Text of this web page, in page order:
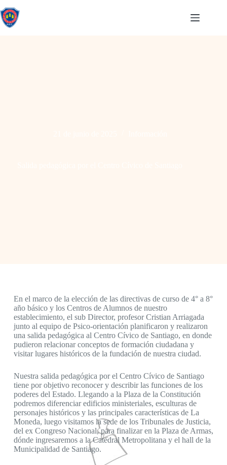
En el marco de la elección de las directivas de curso de 4° a 8°
año básico y los Centros de Alumnos de nuestro
establecimiento, el sub Director, profesor Cristian Arriagada
junto al equipo de Psico-orientación planificaron y realizaron
una salida pedagógica al Centro Cívico de Santiago, en donde
pudieron relacionar conceptos de formación ciudadana y
visitar lugares históricos de la fundación de nuestra ciudad.
Nuestra salida pedagógica por el Centro Cívico de Santiago
tiene por objetivo reconocer y describir las funciones de los
poderes del Estado. Llegando a la Plaza de la Constitución
podremos diferenciar edificios ministeriales, esculturas de
personajes históricos y las principales características de La
Moneda, luego visitamos la sede de los Tribunales de Justicia,
del ex Congreso Nacional, para finalizar en la Plaza de Armas,
dónde ingresaremos a la Catedral Metropolitana y el hall de la
Municipalidad de Santiago.